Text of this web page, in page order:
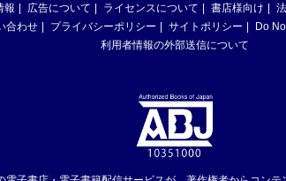
報 広告について ライセンスについて 書店様向け
合わせ プライバシーポリシー サイトポリシー
Do
利用者情報の外部送信について